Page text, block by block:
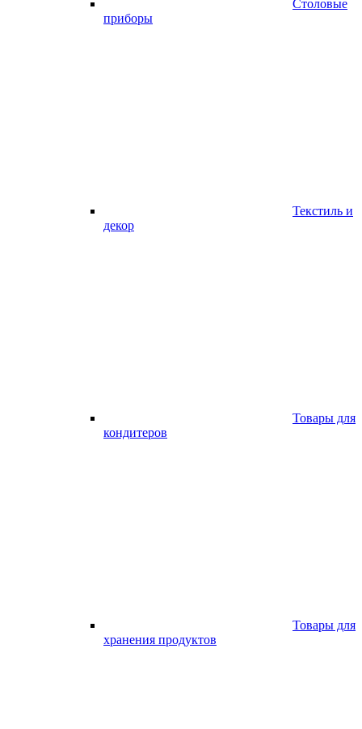
Столовые
приборы
Текстиль и
декор
Товары для
кондитеров
Товары для
хранения продуктов